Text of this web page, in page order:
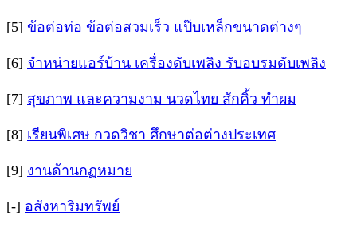
[5] ข้อต่อท่อ ข้อต่อสวมเร็ว แป๊บเหล็กขนาดต่างๆ
[6] จำหน่ายแอร์บ้าน เครื่องดับเพลิง รับอบรมดับเพลิง
[7] สุขภาพ และความงาม นวดไทย สักคิ้ว ทำผม
[8] เรียนพิเศษ กวดวิชา ศึกษาต่อต่างประเทศ
[9] งานด้านกฏหมาย
[-] อสังหาริมทรัพย์